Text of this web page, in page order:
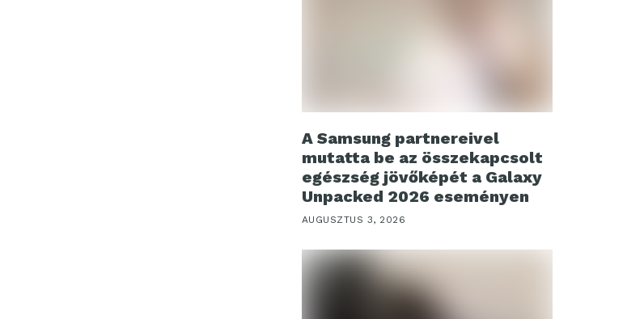
A Samsung partnereivel
mutatta be az összekapcsolt
egészség jövőképét a Galaxy
Unpacked 2026 eseményen
AUGUSZTUS 3, 2026